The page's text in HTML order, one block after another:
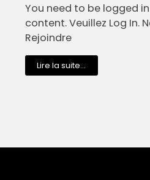
You need to be logged
content. Veuillez Log In.
Rejoindre
Lire la suite...